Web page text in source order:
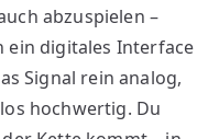
abzuspielen –
ein digitales Interface
Signal rein analog,
hochwertig. Du